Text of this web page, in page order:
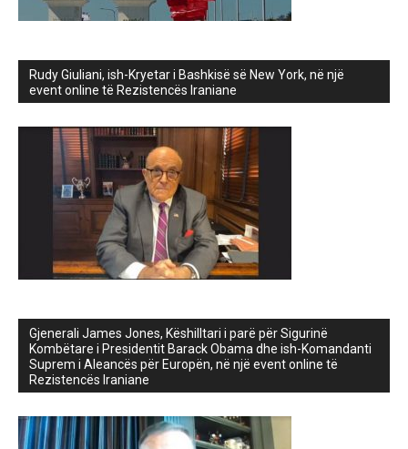
Rudy Giuliani, ish-Kryetar i Bashkisë së New York, në një
event online të Rezistencës Iraniane
Gjenerali James Jones, Këshilltari i parë për Sigurinë
Kombëtare i Presidentit Barack Obama dhe ish-Komandanti
Suprem i Aleancës për Europën, në një event online të
Rezistencës Iraniane